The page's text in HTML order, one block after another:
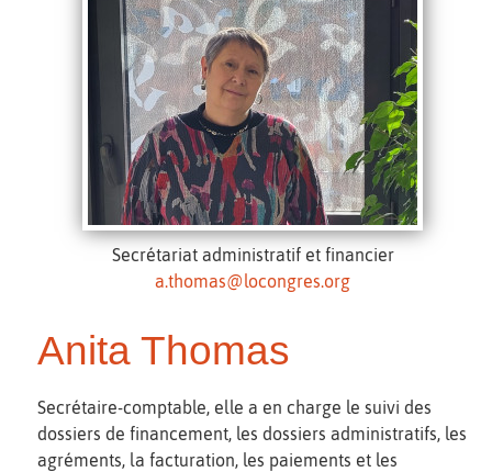
Secrétariat administratif et financier
a.thomas@locongres.org
Anita Thomas
Secrétaire-comptable, elle a en charge le suivi des
dossiers de financement, les dossiers administratifs, les
agréments, la facturation, les paiements et les